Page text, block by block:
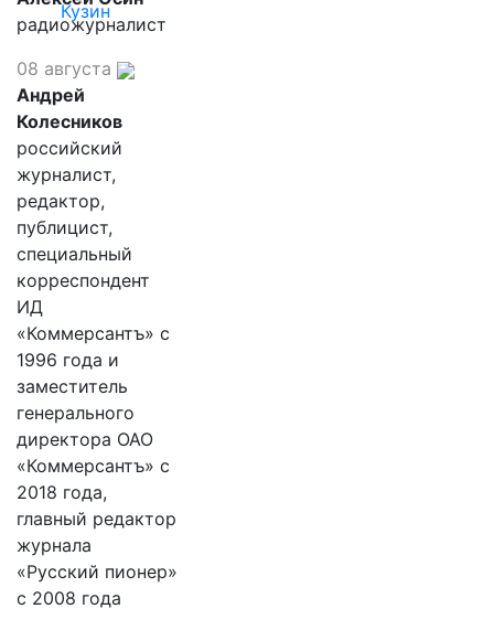
Кузин
радиожурналист
08 августа
Андрей
Колесников
российский
журналист,
редактор,
публицист,
специальный
корреспондент
ИД
«Коммерсантъ» с
1996 года и
заместитель
генерального
директора ОАО
«Коммерсантъ» с
2018 года,
главный редактор
журнала
«Русский пионер»
с 2008 года